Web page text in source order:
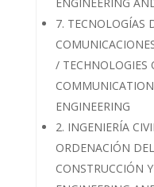
7. TECNOLOGÍAS
/
ENGINEERING
2. INGENIERÍA
ORDENACIÓN
CONSTRUCCIÓN